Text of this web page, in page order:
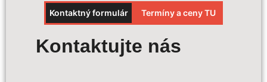
Kontaktný formulár Termíny a ceny TU
Kontaktujte nás
Výpočet ceny